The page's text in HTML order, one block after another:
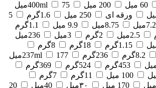
60 میل 200 میل 400ml
75میل
ورقه ای 250 میل 1.6گرم
5
7.2میل 8.75میل 9.9 میل
1.1گرم
2.5میل 2گرم 3میل
236میل
1.15گرم 18گرم
8گرم
8.2گرم 236گرم 237ml
177میل
453گرم 524گرم
369گرم
100 میل 11گرم
7گرم
170 میل ۳۰میل 40میل
20